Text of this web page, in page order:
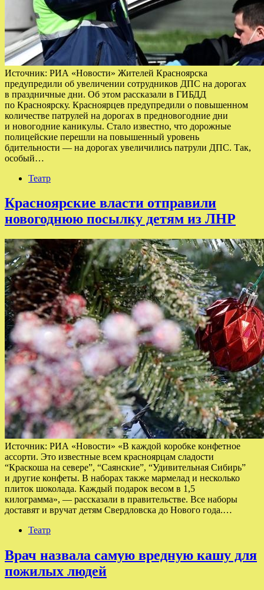
Источник: РИА «Новости» Жителей Красноярска
предупредили об увеличении сотрудников ДПС на дорогах
в праздничные дни. Об этом рассказали в ГИБДД
по Красноярску. Красноярцев предупредили о повышенном
количестве патрулей на дорогах в предновогодние дни
и новогодние каникулы. Стало известно, что дорожные
полицейские перешли на повышенный уровень
бдительности — на дорогах увеличились патрули ДПС. Так,
особый…
Театр
Красноярские власти отправили
новогоднюю посылку детям из ЛНР
Источник: РИА «Новости» «В каждой коробке конфетное
ассорти. Это известные всем красноярцам сладости
“Краскоша на севере”, “Саянские”, “Удивительная Сибирь”
и другие конфеты. В наборах также мармелад и несколько
плиток шоколада. Каждый подарок весом в 1,5
килограмма», — рассказали в правительстве. Все наборы
доставят и вручат детям Свердловска до Нового года.…
Театр
Врач назвала самую вредную кашу для
пожилых людей